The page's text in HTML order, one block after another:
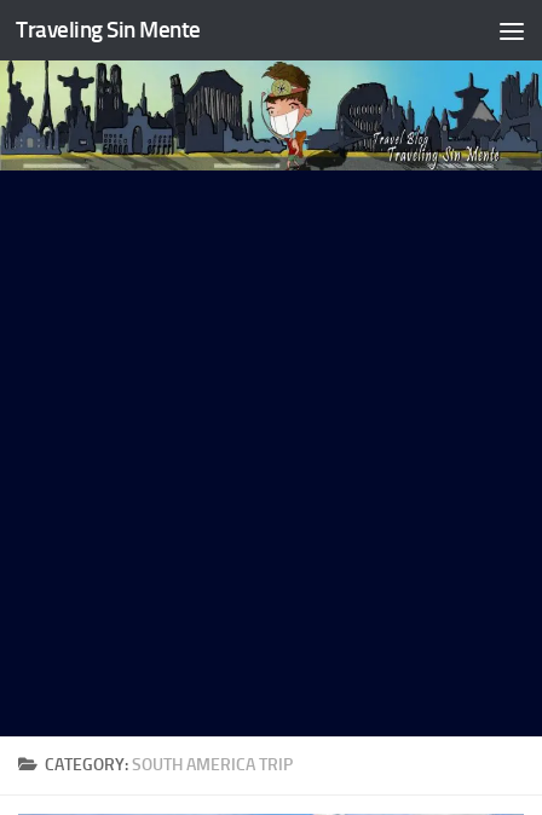
Skip to content
Traveling Sin Mente
CATEGORY:SOUTH AMERICA TRIP